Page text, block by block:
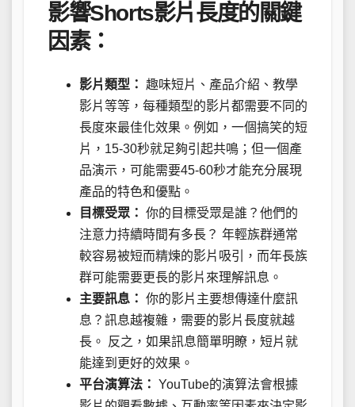
影響Shorts影片長度的關鍵
因素：
影片類型： 趣味短片、產品介紹、教學
影片等等，每種類型的影片都需要不同的
長度來最佳化效果。例如，一個搞笑的短
片，15-30秒就足夠引起共鳴；但一個產
品演示，可能需要45-60秒才能充分展現
產品的特色和優點。
目標受眾： 你的目標受眾是誰？他們的
注意力持續時間有多長？ 年輕族群通常
較容易被短而精煉的影片吸引，而年長族
群可能需要更長的影片來理解訊息。
主要訊息： 你的影片主要想傳達什麼訊
息？訊息越複雜，需要的影片長度就越
長。 反之，如果訊息簡單明瞭，短片就
能達到更好的效果。
平台演算法： YouTube的演算法會根據